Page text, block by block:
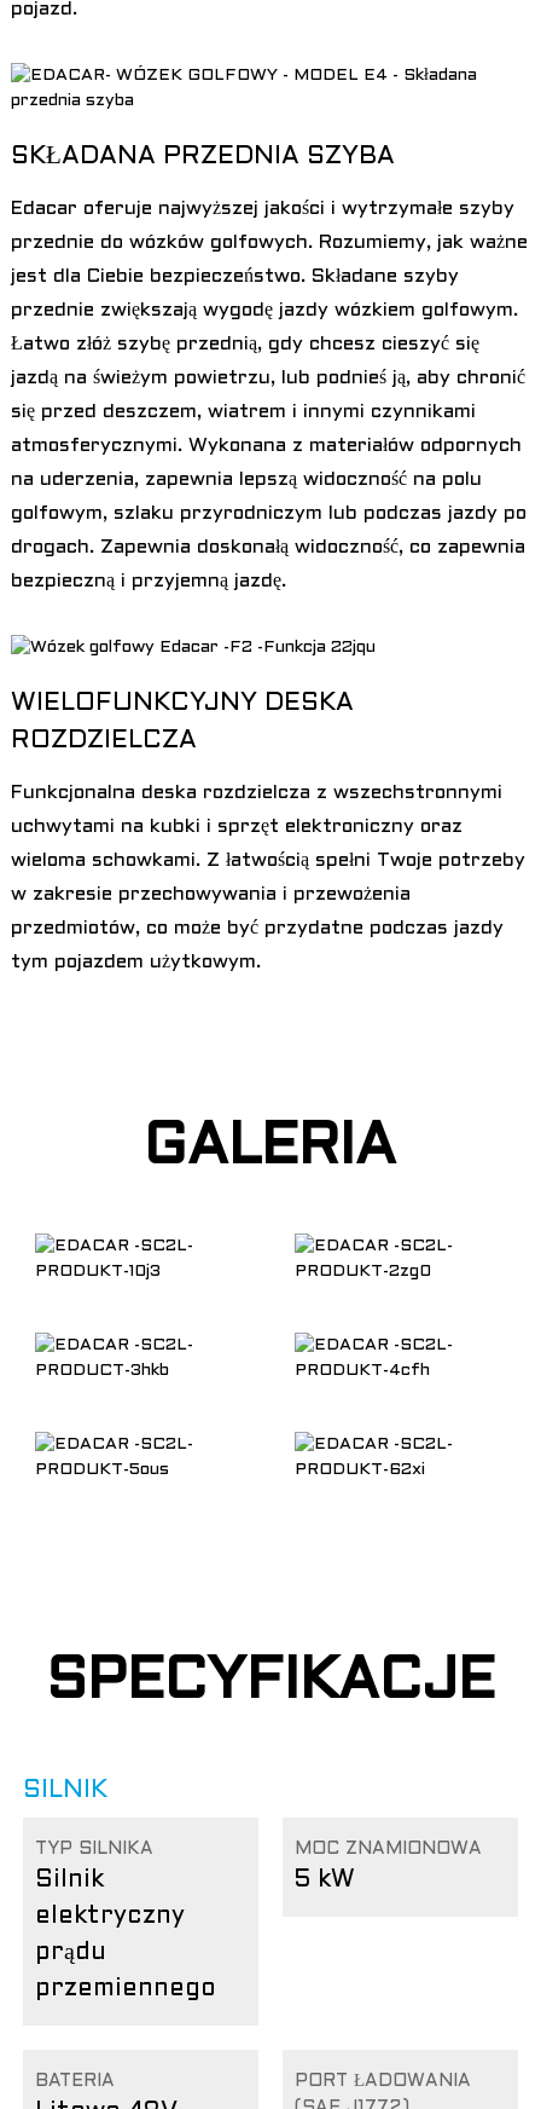
pojazd.
SKŁADANA PRZEDNIA SZYBA
Edacar oferuje najwyższej jakości i wytrzymałe szyby
przednie do wózków golfowych. Rozumiemy, jak ważne
jest dla Ciebie bezpieczeństwo. Składane szyby
przednie zwiększają wygodę jazdy wózkiem golfowym.
Łatwo złóż szybę przednią, gdy chcesz cieszyć się
jazdą na świeżym powietrzu, lub podnieś ją, aby chronić
się przed deszczem, wiatrem i innymi czynnikami
atmosferycznymi. Wykonana z materiałów odpornych
na uderzenia, zapewnia lepszą widoczność na polu
golfowym, szlaku przyrodniczym lub podczas jazdy po
drogach. Zapewnia doskonałą widoczność, co zapewnia
bezpieczną i przyjemną jazdę.
WIELOFUNKCYJNY DESKA
ROZDZIELCZA
Funkcjonalna deska rozdzielcza z wszechstronnymi
uchwytami na kubki i sprzęt elektroniczny oraz
wieloma schowkami. Z łatwością spełni Twoje potrzeby
w zakresie przechowywania i przewożenia
przedmiotów, co może być przydatne podczas jazdy
tym pojazdem użytkowym.
GALERIA
SPECYFIKACJE
SILNIK
TYP SILNIKA
Silnik
elektryczny
prądu
przemiennego
MOC ZNAMIONOWA
5 kW
BATERIA
PORT ŁADOWANIA